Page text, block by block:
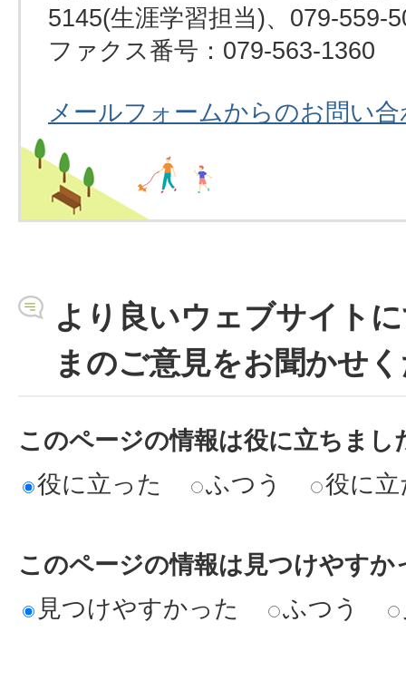
5145(生涯学習担当)、079-559-
ファクス番号：079-563-1360
メールフォームからのお問い
より良いウェブサイト
まのご意見をお聞かせ
このページの情報は役に立ちまし
役に立った
ふつう 役に
このページの情報は見つけやすか
見つけやすかった
ふつう